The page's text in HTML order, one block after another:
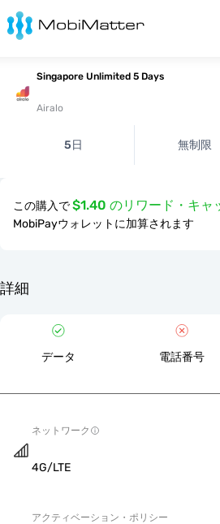
Singapore Unlimited 5 Days
Airalo
5日 無制限
この購入で$1.40 のリワード・キャ
MobiPayウォレットに加算されます
詳細
データ 電話番号
ネットワーク
4G/LTE
アクティベーション・ポリシー